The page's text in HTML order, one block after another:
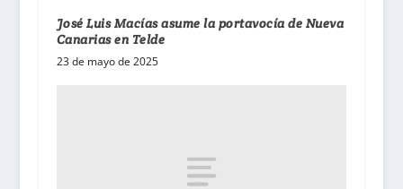
José Luis Macías asume la portavocía de Nueva
Canarias en Telde
23 de mayo de 2025